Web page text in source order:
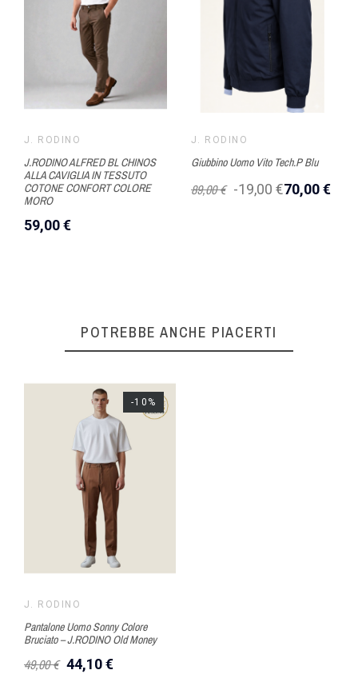
J. RODINO
J.RODINO ALFRED BL CHINOS
ALLA CAVIGLIA IN TESSUTO
COTONE CONFORT COLORE
MORO
59,00 €
J. RODINO
Giubbino Uomo Vito Tech.P Blu
89,00 € -19,00 €70,00 €
POTREBBE ANCHE PIACERTI
J. RODINO
Pantalone Uomo Sonny Colore
Bruciato – J.RODINO Old Money
49,00 € 44,10 €
-10%